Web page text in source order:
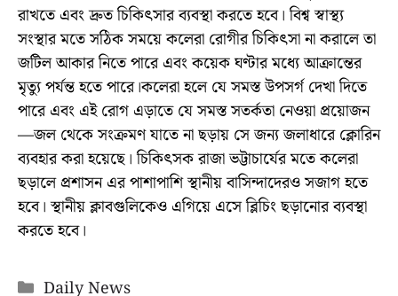
রাখতে এবং দ্রুত চিকিৎসার ব্যবস্থা করতে হবে। বিশ্ব স্বাস্থ্য
সংস্থার মতে সঠিক সময়ে কলেরা রোগীর চিকিৎসা না করালে তা
জটিল আকার নিতে পারে এবং কয়েক ঘণ্টার মধ্যে আক্রান্তের
মৃত্যু পর্যন্ত হতে পারে।কলেরা হলে যে সমস্ত উপসর্গ দেখা দিতে
পারে এবং এই রোগ এড়াতে যে সমস্ত সতর্কতা নেওয়া প্রয়োজন
—জল থেকে সংক্রমণ যাতে না ছড়ায় সে জন্য জলাধারে ক্লোরিন
ব্যবহার করা হয়েছে। চিকিৎসক রাজা ভট্টাচার্যের মতে কলেরা
ছড়ালে প্রশাসন এর পাশাপাশি স্থানীয় বাসিন্দাদেরও সজাগ হতে
হবে। স্থানীয় ক্লাবগুলিকেও এগিয়ে এসে ব্লিচিং ছড়ানোর ব্যবস্থা
করতে হবে।
Categories
Daily News